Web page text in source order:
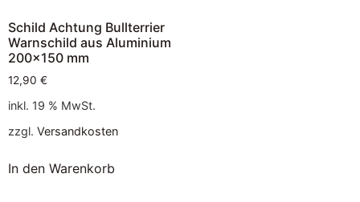
Schild Achtung Bullterrier
Warnschild aus Aluminium
200×150 mm
12,90 €
inkl. 19 % MwSt.
zzgl. Versandkosten
In den Warenkorb